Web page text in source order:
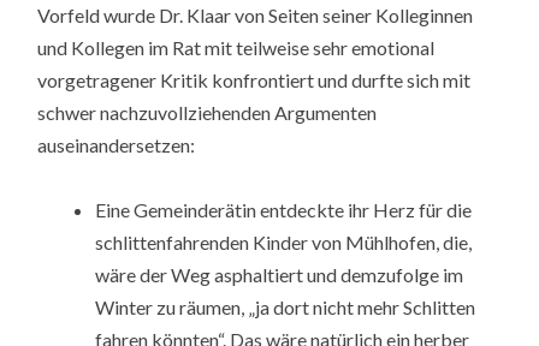
Vorfeld wurde Dr. Klaar von Seiten seiner Kolleginnen
und Kollegen im Rat mit teilweise sehr emotional
vorgetragener Kritik konfrontiert und durfte sich mit
schwer nachzuvollziehenden Argumenten
auseinandersetzen:
Eine Gemeinderätin entdeckte ihr Herz für die
schlittenfahrenden Kinder von Mühlhofen, die,
wäre der Weg asphaltiert und demzufolge im
Winter zu räumen, „ja dort nicht mehr Schlitten
fahren könnten“. Das wäre natürlich ein herber